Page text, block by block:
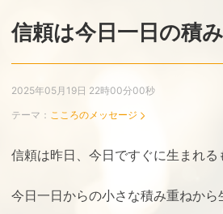
信頼は今日一日の積
2025年05月19日 22時00分00秒
テーマ： こころのメッセージ
信頼は昨日、今日ですぐに生まれる
今日一日からの小さな積み重ねから